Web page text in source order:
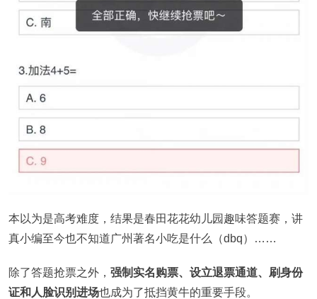
本以为是高考难度，结果是春田花花幼儿园趣味答题赛，讲
真小编至今也不知道广州著名小吃是什么（dbq）……
除了答题抢票之外， 强制实名购票、设立退票通道、刷身份
证和人脸识别进场也成为了抵挡黄牛的重要手段。